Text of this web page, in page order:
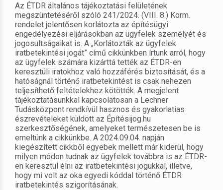
Az ÉTDR általános tájékoztatási felületének
megszüntetéséről szóló 241/2024. (VIII. 8.) Korm.
rendelet jelentősen korlátozta az építésügyi
engedélyezési eljárásokban az ügyfelek személyét és
jogosultságaikat is. A „Korlátozták az ügyfelek
iratbetekintési jogát” című cikkünkben írtunk arról, hogy
az ügyfelek számára kizárttá tették az ÉTDR-en
keresztüli iratokhoz való hozzáférés biztosítását, és a
hatóságnál történő iratbetekintést is csak nehezen
teljesíthető feltételekhez kötötték. A megjelent
tájékoztatásunkkal kapcsolatosan a Lechner
Tudásközpont rendkívül hasznos és gyakorlatias
észrevételeket küldött az Építésijog.hu
szerkesztőségének, amelyeket természetesen be is
emeltünk a cikkünkbe. A 2024.09.04. napján
kiegészített cikkből egyebek mellett már kiderül, hogy
milyen módon tudnak az ügyfelek továbbra is az ÉTDR-
en keresztül élni az iratbetekintési jogukkal, illetve,
hogy mi volt az oka egyedi kóddal történő ÉTDR
iratbetekintés szigorításának.